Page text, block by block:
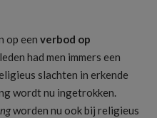
op een verbod op
had men immers een
slachten in erkende
wordt nu ingetrokken.
worden nu ook bij religieus